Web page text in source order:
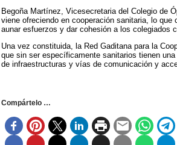
Begoña Martínez, Vicesecretaria del Colegio de
viene ofreciendo en cooperación sanitaria, lo
aunar esfuerzos y dar cohesión a los colegiados
Una vez constituida, la Red Gaditana para la
que sin ser específicamente sanitarios tienen
de infraestructuras y vías de comunicación y
Compártelo …